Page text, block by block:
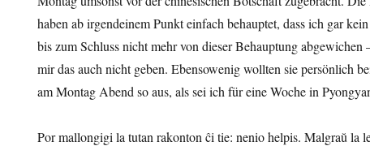
haben ab irgendeinem Punkt einfach behauptet, dass ich gar
bis zum Schluss nicht mehr von dieser Behauptung
mir das auch nicht geben. Ebensowenig wollten sie persönlich
am Montag Abend so aus, als sei ich für eine Woche in
Por mallongigi la tutan rakonton ĉi tie: nenio helpis. Malgraŭ la